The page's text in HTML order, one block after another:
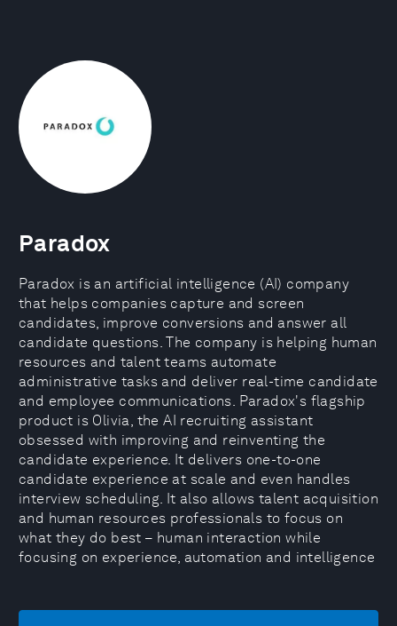
Paradox
Paradox is an artificial intelligence (AI) company
that helps companies capture and screen
candidates, improve conversions and answer all
candidate questions. The company is helping human
resources and talent teams automate
administrative tasks and deliver real-time candidate
and employee communications. Paradox's flagship
product is Olivia, the AI recruiting assistant
obsessed with improving and reinventing the
candidate experience. It delivers one-to-one
candidate experience at scale and even handles
interview scheduling. It also allows talent acquisition
and human resources professionals to focus on
what they do best – human interaction while
focusing on experience, automation and intelligence